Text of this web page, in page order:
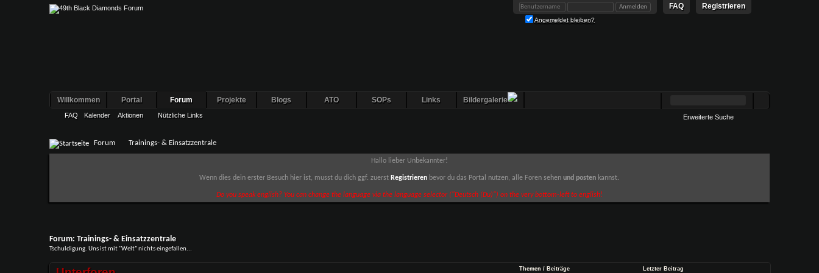
Registrieren
FAQ
Angemeldet bleiben?
Willkommen Portal Forum
FAQ Kalender Aktionen Nützliche Links
Projekte Blogs ATO SOPs Links Bildergalerie
Erweiterte Suche
Forum Trainings- & Einsatzzentrale
Hallo lieber Unbekannter!
Wenn dies dein erster Besuch hier ist, musst du dich ggf. zuerst Registrieren bevor du das Portal nutzen, alle Foren sehenund posten kannst.
Do you speak english? You can change the language via the language selector ("Deutsch (Du)") on the very bottom-left to english!
Forum: Trainings- & Einsatzzentrale
Tschuldigung. Uns ist mit "Welt" nichts eingefallen...
Themen / Beiträge Letzter Beitrag